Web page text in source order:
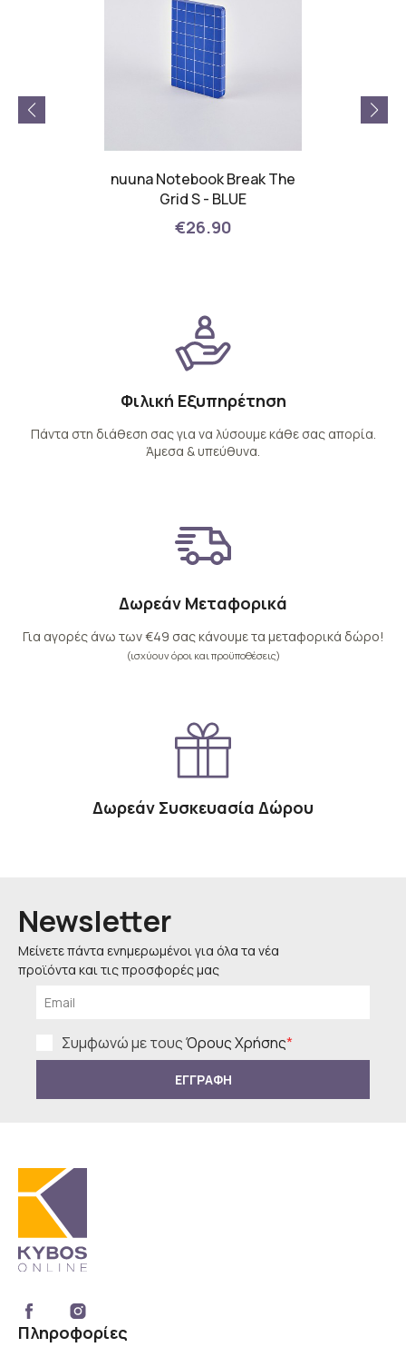
nuuna Notebook Break The
Grid S - BLUE
€26.90
Φιλική Εξυπηρέτηση
Πάντα στη διάθεση σας για να λύσουμε κάθε σας απορία.
Άμεσα & υπεύθυνα.
Δωρεάν Μεταφορικά
Για αγορές άνω των €49 σας κάνουμε τα μεταφορικά δώρο!
(ισχύουν όροι και προϋποθέσεις)
Δωρεάν Συσκευασία Δώρου
Newsletter
Μείνετε πάντα ενημερωμένοι για όλα τα νέα
προϊόντα και τις προσφορές μας
Συμφωνώ με τουςΌρους Χρήσης*
ΕΓΓΡΑΦΗ
Πληροφορίες